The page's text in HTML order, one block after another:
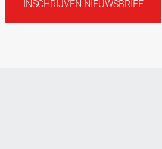
INSCHRIJVEN NIEUWSBRIEF